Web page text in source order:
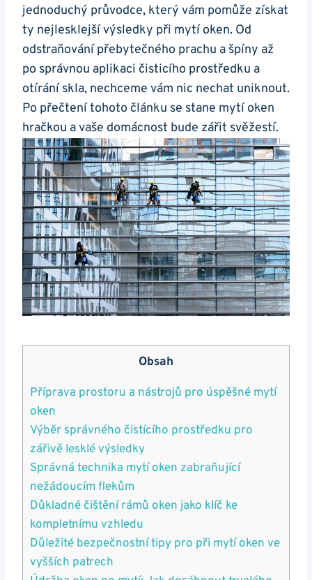
jednoduchý průvodce, který vám pomůže získat
ty nejlesklejší výsledky při mytí oken. Od
odstraňování přebytečného prachu a špíny až
po správnou aplikaci čisticího prostředku a
otírání skla, nechceme vám nic nechat uniknout.
Po přečtení tohoto článku se stane mytí oken
hračkou a vaše domácnost bude zářit svěžestí.
Obsah
Příprava prostoru a nástrojů pro úspěšné mytí
oken
Výběr správného čistícího prostředku pro
zářivě lesklé výsledky
Správná technika mytí oken zabraňující
nežádoucím flekům
Důkladné čištění rámů oken jako klíč ke
kompletnímu vzhledu
Důležité bezpečnostní tipy pro při mytí oken ve
vyšších patrech